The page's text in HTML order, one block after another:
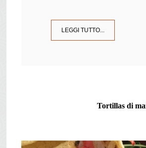
LEGGI TUTTO...
Tortillas di